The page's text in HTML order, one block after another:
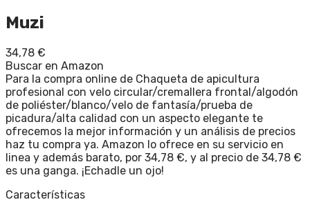
Muzi
34,78 €
Buscar en Amazon
Para la compra online de Chaqueta de apicultura
profesional con velo circular/cremallera frontal/algodón
de poliéster/blanco/velo de fantasía/prueba de
picadura/alta calidad con un aspecto elegante te
ofrecemos la mejor información y un análisis de precios
haz tu compra ya. Amazon lo ofrece en su servicio en
linea y además barato, por 34,78 €, y al precio de 34,78 €
es una ganga. ¡Echadle un ojo!
Características